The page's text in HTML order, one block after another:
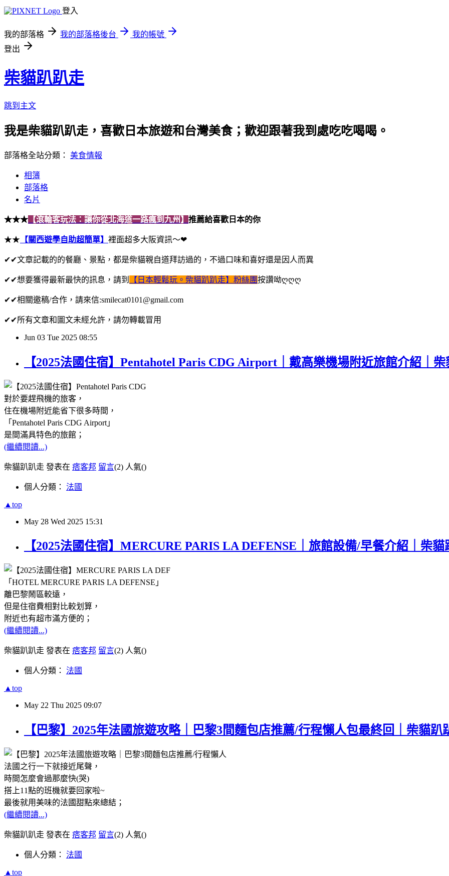
登入
我的部落格 我的部落格後台
我的帳號
登出
柴貓趴趴走
跳到主文
我是柴貓趴趴走，喜歡日本旅遊和台灣美食；歡迎跟著我到處吃吃喝喝。
部落格全站分類： 美食情報
相簿
部落格
名片
★★★ 【滾輪客玩法：讓你從北海道一路瘋到九州】 推薦給喜歡日本的你
★★ 【關西遊學自助超簡單】 裡面超多大阪資訊～❤
✔✔文章記載的的餐廳、景點，都是柴貓親自道拜訪過的，不過口味和喜好還是因人而異
✔✔想要獲得最新最快的訊息，請到 【日本輕鬆玩。柴貓趴趴走】粉絲團按讚呦ღღღ
✔✔相關邀稿/合作，請來信:smilecat0101@gmail.com
✔✔所有文章和圖文未經允許，請勿轉載冒用
Jun 03 Tue 2025 08:55
【2025法國住宿】Pentahotel Paris CDG Airport｜戴高樂機場附近旅館介紹｜
對於要趕飛機的旅客，
住在機場附近能省下很多時間，
「Pentahotel Paris CDG Airport」
是間滿具特色的旅館；
(繼續閱讀...)
柴貓趴趴走 發表在 痞客邦 留言(2) 人氣()
個人分類： 法國
▲top
May 28 Wed 2025 15:31
【2025法國住宿】MERCURE PARIS LA DEFENSE｜旅館設備/早餐介紹｜柴貓
「HOTEL MERCURE PARIS LA DEFENSE」
離巴黎鬧區較遠，
但是住宿費相對比較划算，
附近也有超市滿方便的；
(繼續閱讀...)
柴貓趴趴走 發表在 痞客邦 留言(2) 人氣()
個人分類： 法國
▲top
May 22 Thu 2025 09:07
【巴黎】2025年法國旅遊攻略｜巴黎3間麵包店推薦/行程懶人包最終回｜柴貓趴
法國之行一下就接近尾聲，
時間怎麼會過那麼快(哭)
搭上11點的班機就要回家啦~
最後就用美味的法國甜點來總結；
(繼續閱讀...)
柴貓趴趴走 發表在 痞客邦 留言(2) 人氣()
個人分類： 法國
▲top